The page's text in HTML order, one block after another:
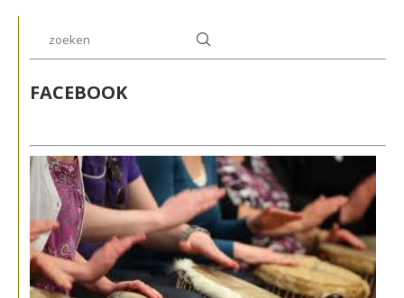
FACEBOOK